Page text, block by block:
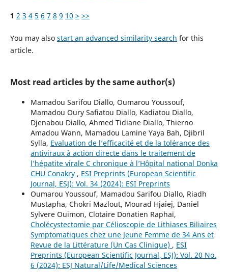
1 2 3 4 5 6 7 8 9 10 > >>
You may also start an advanced similarity search for this
article.
Most read articles by the same author(s)
Mamadou Sarifou Diallo, Oumarou Youssouf,
Mamadou Oury Safiatou Diallo, Kadiatou Diallo,
Djenabou Diallo, Ahmed Tidiane Diallo, Thierno
Amadou Wann, Mamadou Lamine Yaya Bah, Djibril
Sylla, Evaluation de l’efficacité et de la tolérance des
antiviraux à action directe dans le traitement de
l’hépatite virale C chronique à l’Hôpital national Donka
CHU Conakry , ESI Preprints (European Scientific
Journal, ESJ): Vol. 34 (2024): ESI Preprints
Oumarou Youssouf, Mamadou Sarifou Diallo, Riadh
Mustapha, Chokri Mazlout, Mourad Hjaiej, Daniel
Sylvere Ouimon, Clotaire Donatien Raphaï,
Cholécystectomie par Célioscopie de Lithiases Biliaires
Symptomatiques chez une Jeune Femme de 34 Ans et
Revue de la Littérature (Un Cas Clinique) , ESI
Preprints (European Scientific Journal, ESJ): Vol. 20 No.
6 (2024): ESJ Natural/Life/Medical Sciences